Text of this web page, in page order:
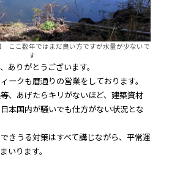
こ数年ではまだ良い方ですが水量が少ないで
す
ありがとうございます。
ークも暦通りの営業をしております。
、あげたらキリがないほど、建築資材
本国内が騒いでも仕方がない状況とな
きうる対策はすべて講じながら、平常運
いります。